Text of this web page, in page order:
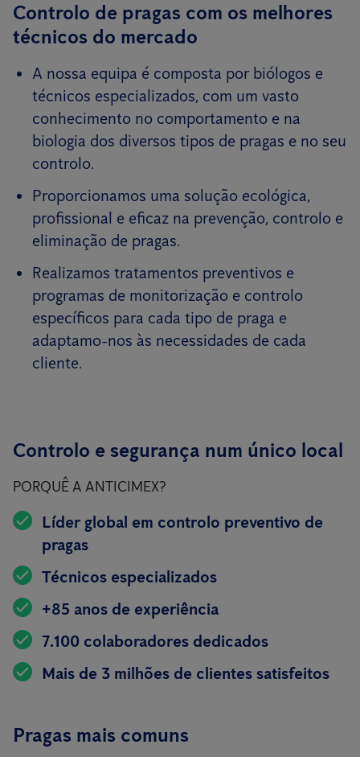
Controlo de pragas com os melhores
técnicos do mercado
A nossa equipa é composta por biólogos e
técnicos especializados, com um vasto
conhecimento no comportamento e na
biologia dos diversos tipos de pragas e no seu
controlo.
Proporcionamos uma solução ecológica,
profissional e eficaz na prevenção, controlo e
eliminação de pragas.
Realizamos tratamentos preventivos e
programas de monitorização e controlo
específicos para cada tipo de praga e
adaptamo-nos às necessidades de cada
cliente.
Controlo e segurança num único local
PORQUÊ A ANTICIMEX?
Líder global em controlo preventivo de
pragas
Técnicos especializados
+85 anos de experiência
7.100 colaboradores dedicados
Mais de 3 milhões de clientes satisfeitos
Pragas mais comuns